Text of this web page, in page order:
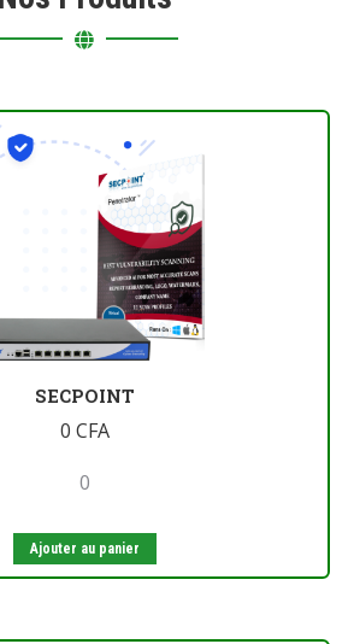
SECPOINT
0 CFA
0
Ajouter au panier